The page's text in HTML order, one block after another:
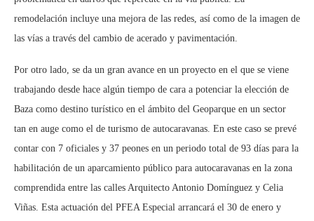
remodelación incluye una mejora de las redes, así como de la imagen de
las vías a través del cambio de acerado y pavimentación.
Por otro lado, se da un gran avance en un proyecto en el que se viene
trabajando desde hace algún tiempo de cara a potenciar la elección de
Baza como destino turístico en el ámbito del Geoparque en un sector
tan en auge como el de turismo de autocaravanas. En este caso se prevé
contar con 7 oficiales y 37 peones en un periodo total de 93 días para la
habilitación de un aparcamiento público para autocaravanas en la zona
comprendida entre las calles Arquitecto Antonio Domínguez y Celia
Viñas. Esta actuación del PFEA Especial arrancará el 30 de enero y